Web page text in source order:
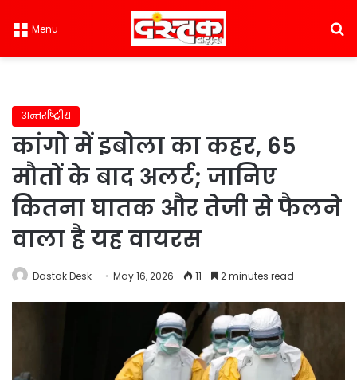
Menu
अन्तर्राष्ट्रीय
कांगो में इबोला का कहर, 65
मौतों के बाद अलर्ट; जानिए
कितना घातक और तेजी से फैलने
वाला है यह वायरस
Dastak Desk May 16, 2026 11 2 minutes read